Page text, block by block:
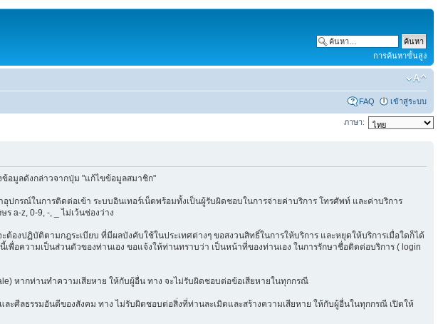
การค้นหาขั้นสูง
FAQ เข้าสู่ระบบ
ภาษา:
อมูลดังกล่าวจากปุ่ม "แก้ไขข้อมูลสมาชิก"
กรณ์ในการติดต่อเข้า ระบบอินเทอร์เน็ตพร้อมทั้งเป็นผู้รับผิดชอบในการจ่ายค่าบริการ โทรศัพท์ และค่าบริการ
a-z, 0-9, -, _ ไม่เว้นช่องว่าง
องปฏิบัติตามกฎระเบียบ ที่มีผลบังคับใช้ในประเทศต่างๆ ขอสงวนสิทธิ์ในการให้บริการ และหยุดให้บริการเมื่อใดก็ได้
อความเป็นส่วนตัวของท่านเอง ขอแจ้งให้ท่านทราบว่า เป็นหน้าที่ของท่านเอง ในการรักษาชื่อติดต่อบริการ ( login
หากท่านทำความเสียหาย ให้กับผู้อื่น ทาง จะไม่รับผิดชอบต่อข้อเสียหายในทุกกรณี
ศีลธรรมอันดีของสังคม ทาง ไม่รับผิดชอบต่อสิ่งที่ท่านละเมิดและสร้างความเสียหาย ให้กับผู้อื่นในทุกกรณี เปิดให้